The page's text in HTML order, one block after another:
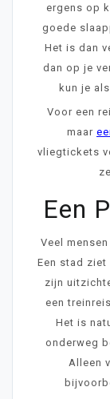
ergens op
goede
Het is dan
dan op je
kun je
Voor een
maar
vliegtickets
Een
Veel
Een stad
zijn
een
Het is
onderweg
Alleen